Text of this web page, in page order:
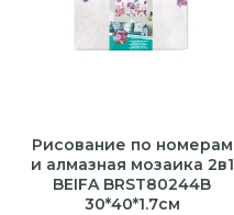
Рисование по номерам
и алмазная мозаика 2в1
BEIFA BRST80244B
30*40*1.7см